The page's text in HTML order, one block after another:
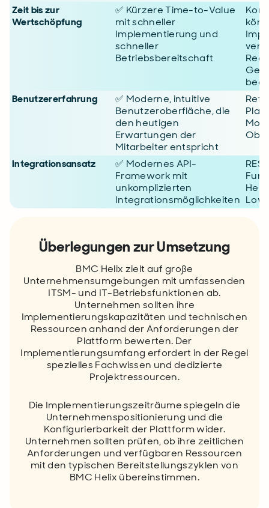
Zeit bis zur
Wertschöpfung
✅ Kürzere Time-to-Value
mit schneller
Implementierung und
schneller
Betriebsbereitschaft
Benutzererfahrung
✅ Moderne, intuitive
Benutzeroberfläche, die
den heutigen
Erwartungen der
Mitarbeiter entspricht
Integrationsansatz
✅ Modernes API-
Framework mit
unkomplizierten
Integrationsmöglichkeiten
Überlegungen zur Umsetzung
BMC Helix zielt auf große
Unternehmensumgebungen mit umfassenden
ITSM- und IT-Betriebsfunktionen ab.
Unternehmen sollten ihre
Implementierungskapazitäten und technischen
Ressourcen anhand der Anforderungen der
Plattform bewerten. Der
Implementierungsumfang erfordert in der Regel
spezielles Fachwissen und dedizierte
Projektressourcen.
Die Implementierungszeiträume spiegeln die
Unternehmenspositionierung und die
Konfigurierbarkeit der Plattform wider.
Unternehmen sollten prüfen, ob ihre zeitlichen
Anforderungen und verfügbaren Ressourcen
mit den typischen Bereitstellungszyklen von
BMC Helix übereinstimmen.